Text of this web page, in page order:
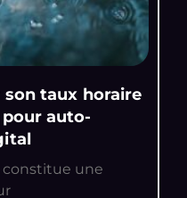
taux horaire
auto-
constitue une